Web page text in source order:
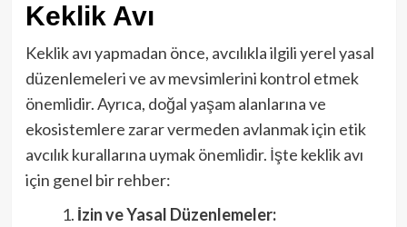
Keklik Avı
Keklik avı yapmadan önce, avcılıkla ilgili yerel yasal
düzenlemeleri ve av mevsimlerini kontrol etmek
önemlidir. Ayrıca, doğal yaşam alanlarına ve
ekosistemlere zarar vermeden avlanmak için etik
avcılık kurallarına uymak önemlidir. İşte keklik avı
için genel bir rehber:
İzin ve Yasal Düzenlemeler: